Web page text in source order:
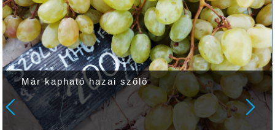
Már kapható hazai szőlő